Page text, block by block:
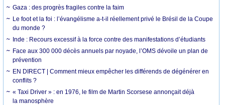
Gaza : des progrès fragiles contre la faim
Le foot et la foi : l’évangélisme a-t-il réellement privé le Brésil de la Coupe
du monde ?
Inde : Recours excessif à la force contre des manifestations d’étudiants
Face aux 300 000 décès annuels par noyade, l’OMS dévoile un plan de
prévention
EN DIRECT | Comment mieux empêcher les différends de dégénérer en
conflits ?
« Taxi Driver » : en 1976, le film de Martin Scorsese annonçait déjà
la manosphère